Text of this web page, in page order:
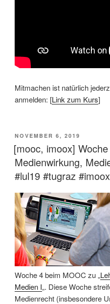
Mitmachen ist natürlich
anmelden: [Link zum Kurs]
VERÖFFENTLICHT
AM
NOVEMBER 6, 2019
[mooc, imoox]
Medienwirkung,
#lul19 #tugraz #imoox
Woche 4 beim MOOC zu „
Medien I„. Diese Woche
Medienrecht (insbesondere